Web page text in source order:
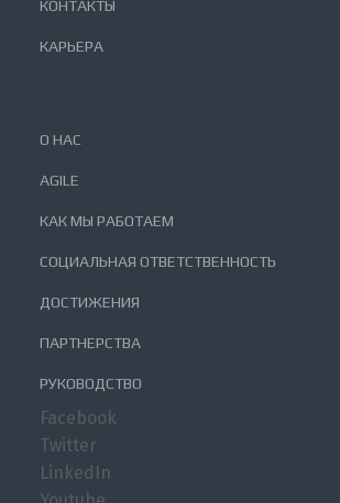
КОНТАКТЫ
КАРЬЕРА
О НАС
AGILE
КАК МЫ РАБОТАЕМ
СОЦИАЛЬНАЯ ОТВЕТСТВЕННОСТЬ
ДОСТИЖЕНИЯ
ПАРТНЕРСТВА
РУКОВОДСТВО
Facebook
Twitter
LinkedIn